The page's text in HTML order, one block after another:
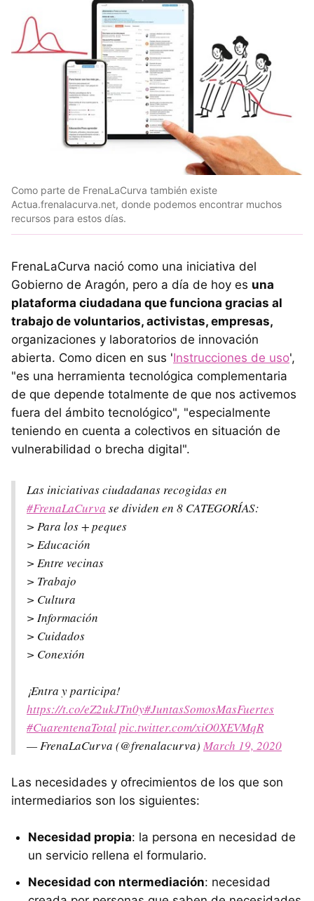
Como parte de FrenaLaCurva también existe
Actua.frenalacurva.net, donde podemos encontrar muchos
recursos para estos días.
FrenaLaCurva nació como una iniciativa del
Gobierno de Aragón, pero a día de hoy es una
plataforma ciudadana que funciona gracias al
trabajo de voluntarios, activistas, empresas,
organizaciones y laboratorios de innovación
abierta. Como dicen en sus 'Instrucciones de uso',
"es una herramienta tecnológica complementaria
de que depende totalmente de que nos activemos
fuera del ámbito tecnológico", "especialmente
teniendo en cuenta a colectivos en situación de
vulnerabilidad o brecha digital".
Las iniciativas ciudadanas recogidas en
#FrenaLaCurva se dividen en 8 CATEGORÍAS:
> Para los + peques
> Educación
> Entre vecinas
> Trabajo
> Cultura
> Información
> Cuidados
> Conexión
¡Entra y participa!
https://t.co/eZ2ukJTn0y#JuntasSomosMasFuertes
#CuarentenaTotalpic.twitter.com/xiO0XEVMqR
— FrenaLaCurva (@frenalacurva) March 19, 2020
Las necesidades y ofrecimientos de los que son
intermediarios son los siguientes:
Necesidad propia: la persona en necesidad de
un servicio rellena el formulario.
Necesidad con ntermediación: necesidad